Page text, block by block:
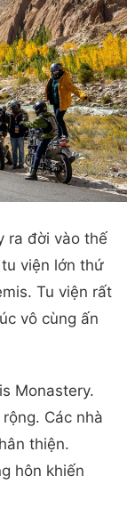
ra đời vào thế
viện lớn thứ
Tu viện rất
vô cùng ấn
Monastery.
Các nhà
thiện.
hôn khiến